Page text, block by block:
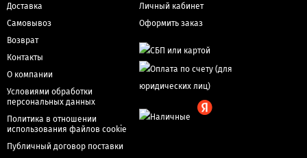
Доставка
Самовывоз
Возврат
Контакты
О компании
Условиями обработки
персональных данных
Политика в отношении
использования файлов cookie
Публичный договор поставки
Личный кабинет
Оформить заказ